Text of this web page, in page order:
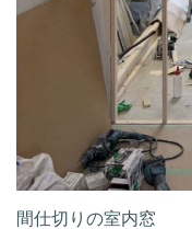
間仕切りの室内窓